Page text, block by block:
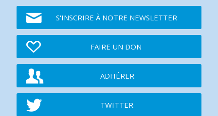
S'INSCRIRE À NOTRE NEWSLETTER
FAIRE UN DON
ADHÉRER
TWITTER